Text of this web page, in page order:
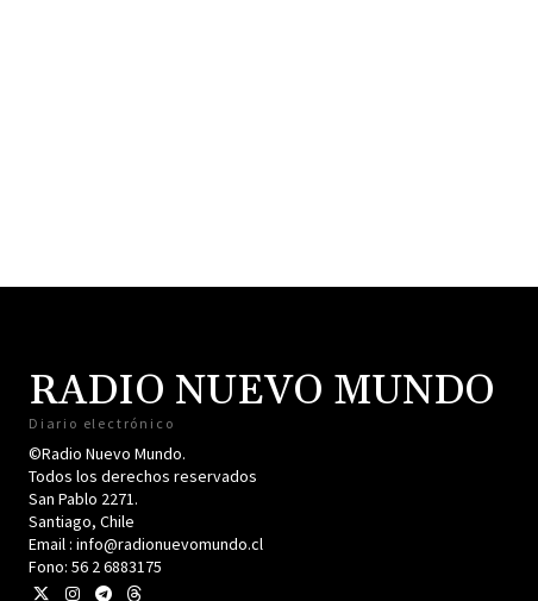
RADIO NUEVO MUNDO
Diario electrónico
©Radio Nuevo Mundo.
Todos los derechos reservados
San Pablo 2271.
Santiago, Chile
Email : info@radionuevomundo.cl
Fono: 56 2 6883175